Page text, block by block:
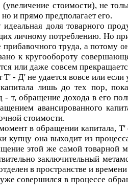
стоимости), не
и прямо предполагает его.
доля товарного
личному потреблению. Но
труда, а потому
к кругообороту
или даже совсем
Т' - Д' не удается вовсе или
лишь до тех пор,
- т, обращение дохода в его
авансированного
стоимости.
в обращении капитала, Т'
она выходит из
этой же самой товарной
заключительный
в пространстве и
совершился в процессе